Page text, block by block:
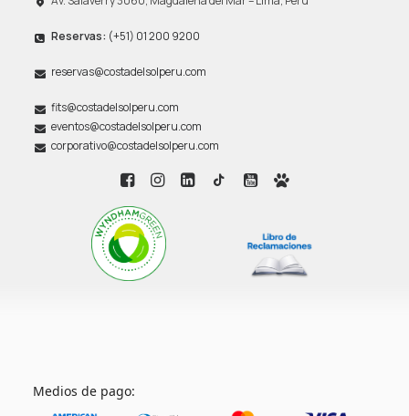
Reservas: (+51) 01 200 9200
reservas@costadelsolperu.com
fits@costadelsolperu.com
eventos@costadelsolperu.com
corporativo@costadelsolperu.com
Medios de pago: